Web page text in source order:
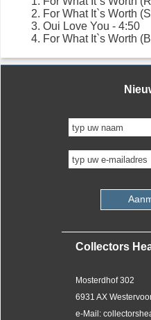
2. For What It`s Worth
3. Oui Love You - 4:50
4. For What It`s Worth
Collectors
Mosterdhof 302
6931 AX
e-Mail: